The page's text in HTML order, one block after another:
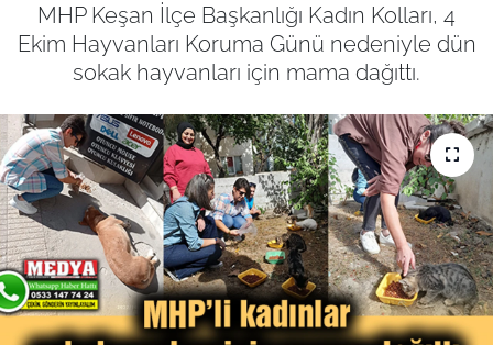
MHP Keşan İlçe Başkanlığı Kadın Kolları, 4
Ekim Hayvanları Koruma Günü nedeniyle dün
sokak hayvanları için mama dağıttı.
GÜNDEM
SAĞLIK
EĞİTİM
TARIM VE HAYVANCILIK
KÜLTÜR SANAT